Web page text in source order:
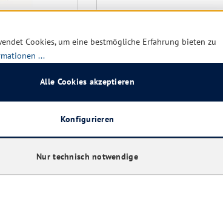
Metall
1-5
36,30 € *
Professional Wandhalter
für Großrollen, blau,
Sofort verfügbar,
Tage
Cookies, um eine bestmögliche Erfahrung bieten zu
...
Nur technisch notwendige
Konfigurieren
Alle Cookies akzeptieren